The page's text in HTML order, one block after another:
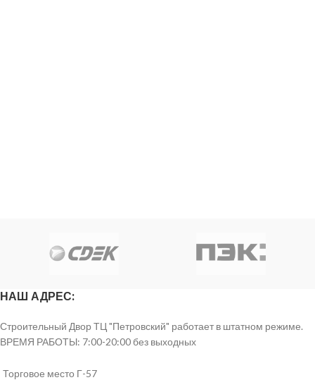
НАШ АДРЕС:
Строительный Двор ТЦ "Петровский" работает в штатном режиме.
ВРЕМЯ РАБОТЫ: 7:00-20:00 без выходных
Торговое место Г-57